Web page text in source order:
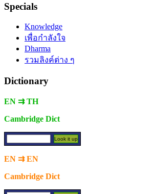
Specials
Knowledge
เพื่อกำลังใจ
Dharma
รวมลิงค์ต่าง ๆ
Dictionary
EN ⇉ TH
Cambridge Dict
EN ⇉ EN
Cambridge Dict